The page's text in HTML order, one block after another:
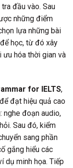
đầu vào. Sau
những điểm
lựa những bài
học, từ đó xây
ưu hóa thời gian và
for IELTS,
đạt hiệu quả cao
nghe đoạn audio,
Sau đó, kiểm
sang phần
gắng hiểu các
dụ minh họa. Tiếp